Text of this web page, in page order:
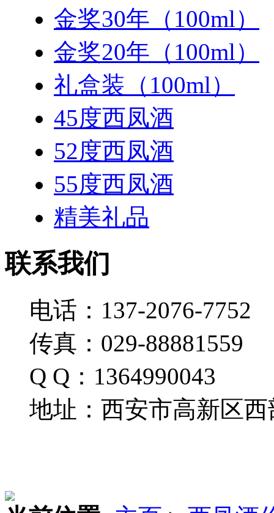
金奖30年（100ml）
金奖20年（100ml）
礼盒装（100ml）
45度西凤酒
52度西凤酒
55度西凤酒
精美礼品
联系我们
电话：137-2076-7752
传真：029-88881559
Q Q：1364990043
地址：西安市高新区西